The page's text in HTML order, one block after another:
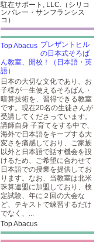
駐在サポート, LLC.（シリコ
ンバレー・サンフランシス
コ）
プレザントヒル
の日本式そろば
ん教室、開校！（日本語・英
語）
日本の大切な文化であり、お
子様が一生使えるそろばん・
暗算技術を、習得できる教室
です。現在20名の生徒さんが
受講してくださっています。
講師自身 子育てをする中で、
海外で日本語をキープする大
変さを痛感しており、ご家族
以外と日本語で話す機会を設
けるため、ご希望に合わせて
日本語での授業を提供してお
ります。なお、当教室は北米
珠算連盟に加盟しており、検
定試験、年に２回の大会な
ど、テキストで練習するだけ
でなく、...
Top Abacus